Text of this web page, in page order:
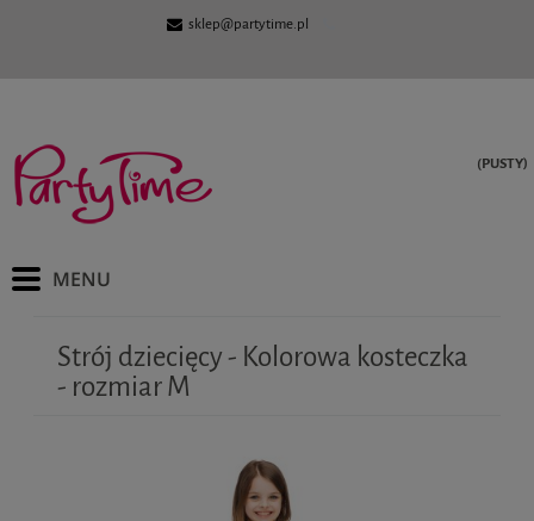
sklep@partytime.pl
(PUSTY)
Strój dziecięcy - Kolorowa kosteczka
- rozmiar M